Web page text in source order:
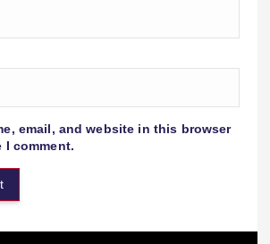
email, and website in this browser
I comment.